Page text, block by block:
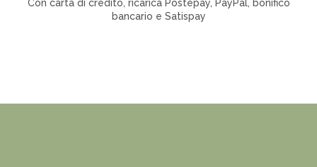
Con carta di credito, ricarica Postepay, PayPal, bonifico
bancario e Satispay